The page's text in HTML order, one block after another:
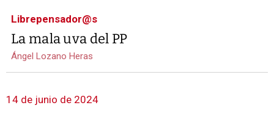
Librepensador@s
La mala uva del PP
Ángel Lozano Heras
14 de junio de 2024